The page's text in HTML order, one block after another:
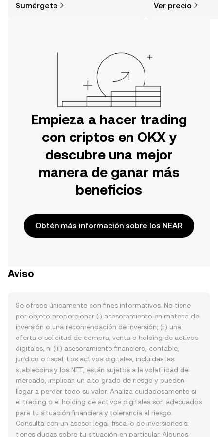
tu aventura en la aplicación móvil de
Sumérgete
noticias y más.
Ver precio
Empieza a hacer trading
con criptos en OKX y
descubre una mejor
manera de ganar más
beneficios
Obtén más información sobre los NEAR
Aviso
Se ofrece únicamente con fines informativos. No tiene
por objeto proporcionar (i) asesoramiento en materia de
inversión o una recomendación de inversión; (ii) una
oferta o solicitud de compra, venta o holding de activos
digitales; ni (iii) asesoramiento financiero, contable,
jurídico o fiscal. Los activos digitales, incluidas las
stablecoins y los NFT, están sujetos a la volatilidad del
mercado, implican un alto grado de riesgo y pueden
llegar a perder todo su valor. Analiza cuidadosamente si
el trading o el holding de activos digitales son adecuados
para tu situación financiera y tolerancia al riesgo.
Consulta con un asesor legal, fiscal o de inversiones si
tienes dudas sobre tu situación en particular. Algunos